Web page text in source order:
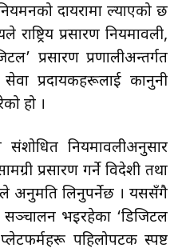
दायरामा ल्याएको छ
राष्ट्रिय प्रसारण नियमावली,
प्रसारण प्रणालीअन्तर्गत
प्रदायकहरूलाई कानुनी
हो ।
संशोधित नियमावलीअनुसार
प्रसारण गर्ने विदेशी तथा
अनुमति लिनुपर्नेछ । यससँगै
सञ्चालन भइरहेका ‘डिजिटल
पहिलोपटक स्पष्ट